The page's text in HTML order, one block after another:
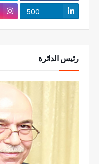
500
رئيس الدائرة